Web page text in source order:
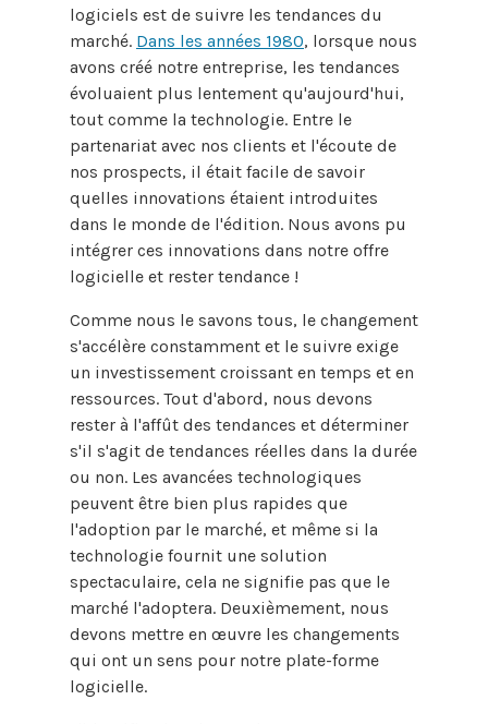
logiciels est de suivre les tendances du
marché. Dans les années 1980, lorsque nous
avons créé notre entreprise, les tendances
évoluaient plus lentement qu'aujourd'hui,
tout comme la technologie. Entre le
partenariat avec nos clients et l'écoute de
nos prospects, il était facile de savoir
quelles innovations étaient introduites
dans le monde de l'édition. Nous avons pu
intégrer ces innovations dans notre offre
logicielle et rester tendance !
Comme nous le savons tous, le changement
s'accélère constamment et le suivre exige
un investissement croissant en temps et en
ressources. Tout d'abord, nous devons
rester à l'affût des tendances et déterminer
s'il s'agit de tendances réelles dans la durée
ou non. Les avancées technologiques
peuvent être bien plus rapides que
l'adoption par le marché, et même si la
technologie fournit une solution
spectaculaire, cela ne signifie pas que le
marché l'adoptera. Deuxièmement, nous
devons mettre en œuvre les changements
qui ont un sens pour notre plate-forme
logicielle.